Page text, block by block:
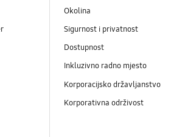
Okolina
Sigurnost i privatnost
Dostupnost
Inkluzivno radno mjesto
Korporacijsko državljanstvo
Korporativna održivost